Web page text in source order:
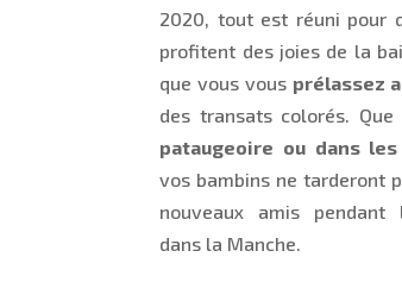
2020, tout est réuni pour
profitent des joies de la
que vous vous prélassez
des transats colorés.
pataugeoire ou dans
vos bambins ne tarderont
nouveaux amis pendant
dans la Manche.